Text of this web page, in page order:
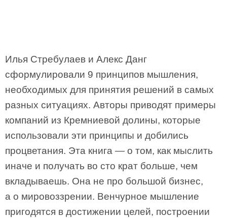
Илья Стребулаев и Алекс Данг
сформулировали 9 принципов мышления,
необходимых для принятия решений в самых
разных ситуациях. Авторы приводят примеры
компаний из Кремниевой долины, которые
использовали эти принципы и добились
процветания. Эта книга — о том, как мыслить
иначе и получать во сто крат больше, чем
вкладываешь. Она не про большой бизнес,
а о мировоззрении. Венчурное мышление
пригодятся в достижении целей, построении